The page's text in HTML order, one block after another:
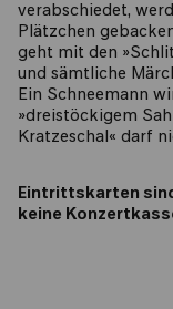
verabschiedet,
Plätzchen
geht mit den
und sämtliche
Ein Schneemann
»dreistöckigem
Kratzeschal« darf
Eintrittskarten
keine